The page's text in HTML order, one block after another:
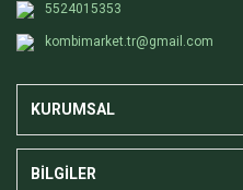
5524015353
kombimarket.tr@gmail.com
KURUMSAL
BİLGİLER